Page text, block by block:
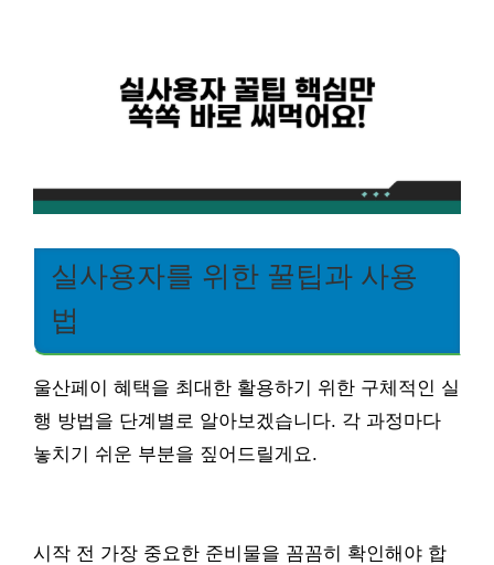
실사용자를 위한 꿀팁과 사용
법
울산페이 혜택을 최대한 활용하기 위한 구체적인 실
행 방법을 단계별로 알아보겠습니다. 각 과정마다
놓치기 쉬운 부분을 짚어드릴게요.
시작 전 가장 중요한 준비물을 꼼꼼히 확인해야 합